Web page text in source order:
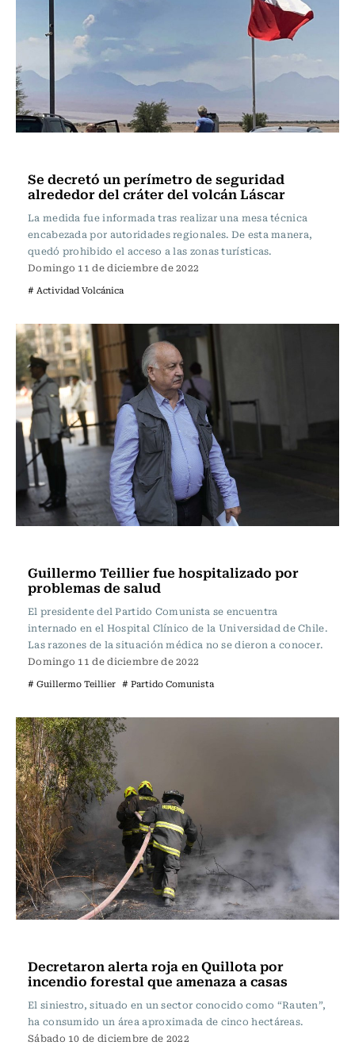
Se decretó un perímetro de seguridad
alrededor del cráter del volcán Láscar
La medida fue informada tras realizar una mesa técnica
encabezada por autoridades regionales. De esta manera,
quedó prohibido el acceso a las zonas turísticas.
Domingo 11 de diciembre de 2022
# Actividad Volcánica
Guillermo Teillier fue hospitalizado por
problemas de salud
El presidente del Partido Comunista se encuentra
internado en el Hospital Clínico de la Universidad de Chile.
Las razones de la situación médica no se dieron a conocer.
Domingo 11 de diciembre de 2022
# Guillermo Teillier # Partido Comunista
Decretaron alerta roja en Quillota por
incendio forestal que amenaza a casas
El siniestro, situado en un sector conocido como “Rauten”,
ha consumido un área aproximada de cinco hectáreas.
Sábado 10 de diciembre de 2022